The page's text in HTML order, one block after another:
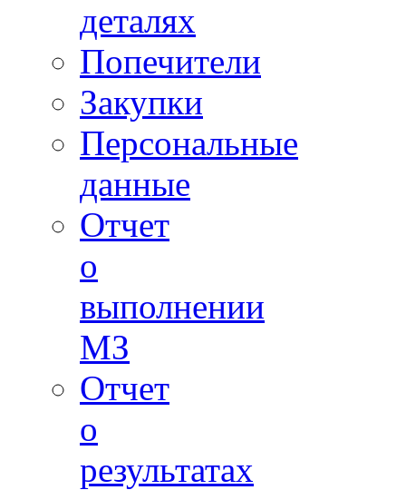
деталях
Попечители
Закупки
Персональные
данные
Отчет
о
выполнении
МЗ
Отчет
о
результатах